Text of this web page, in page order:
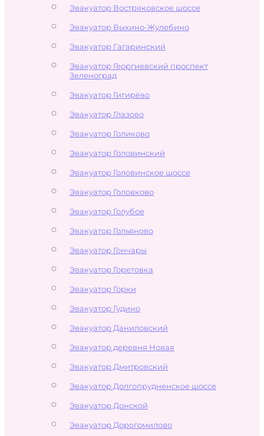
Эвакуатор Востряковское шоссе
Эвакуатор Выхино-Жулебино
Эвакуатор Гагаринский
Эвакуатор Георгиевский проспект
Зеленоград
Эвакуатор Гигирёво
Эвакуатор Глазово
Эвакуатор Голиково
Эвакуатор Головинский
Эвакуатор Головинское шоссе
Эвакуатор Головково
Эвакуатор Голубое
Эвакуатор Гольяново
Эвакуатор Гончары
Эвакуатор Горетовка
Эвакуатор Горки
Эвакуатор Гудино
Эвакуатор Даниловский
Эвакуатор деревня Новая
Эвакуатор Дмитровский
Эвакуатор Долгопрудненское шоссе
Эвакуатор Донской
Эвакуатор Дорогомилово